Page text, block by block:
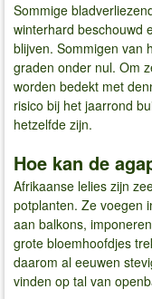
Sommige
winterhard beschouwd
blijven. Sommigen van
graden onder nul. Om
worden bedekt met
risico bij het jaarrond
hetzelfde zijn.
Hoe kan de
Afrikaanse lelies zijn
potplanten. Ze voegen
aan balkons,
grote bloemhoofdjes
daarom al eeuwen
vinden op tal van